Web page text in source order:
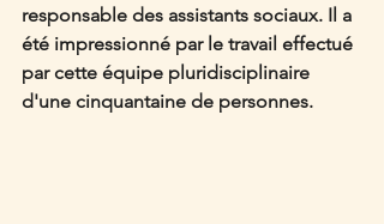
responsable des assistants sociaux. Il a
été impressionné par le travail effectué
par cette équipe pluridisciplinaire
d'une cinquantaine de personnes.